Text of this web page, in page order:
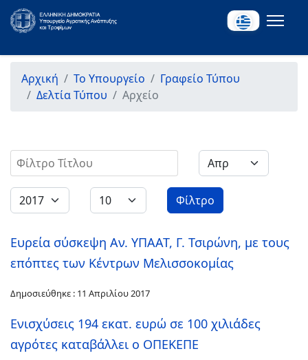
Αρχική Το Υπουργείο
Γραφείο Τύπου
Δελτία Τύπου
Αρχείο
Φίλτρο Τίτλου
Φίλτρο
Ευρεία σύσκεψη Αν. ΥΠΑΑΤ, Γ. Τσιρώνη, με τους
επόπτες των Κέντρων Μελισσοκομίας
Δημοσιεύθηκε : 11 Απριλίου 2017
Ενισχύσεις 194 εκατ. ευρώ σε 100 χιλιάδες
αγρότες καταβάλλει ο ΟΠΕΚΕΠΕ